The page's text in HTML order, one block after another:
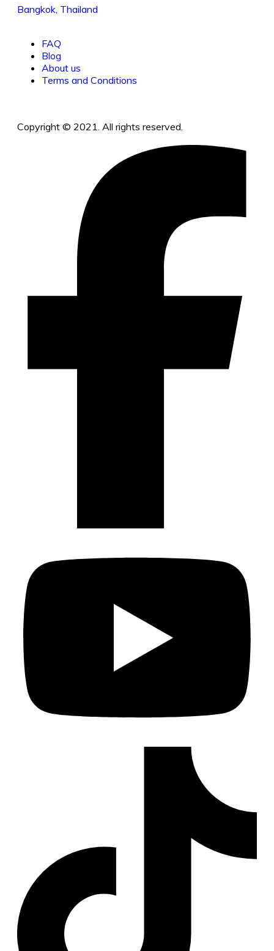
Bangkok, Thailand
FAQ
Blog
About us
Terms and Conditions
Copyright © 2021. All rights reserved.